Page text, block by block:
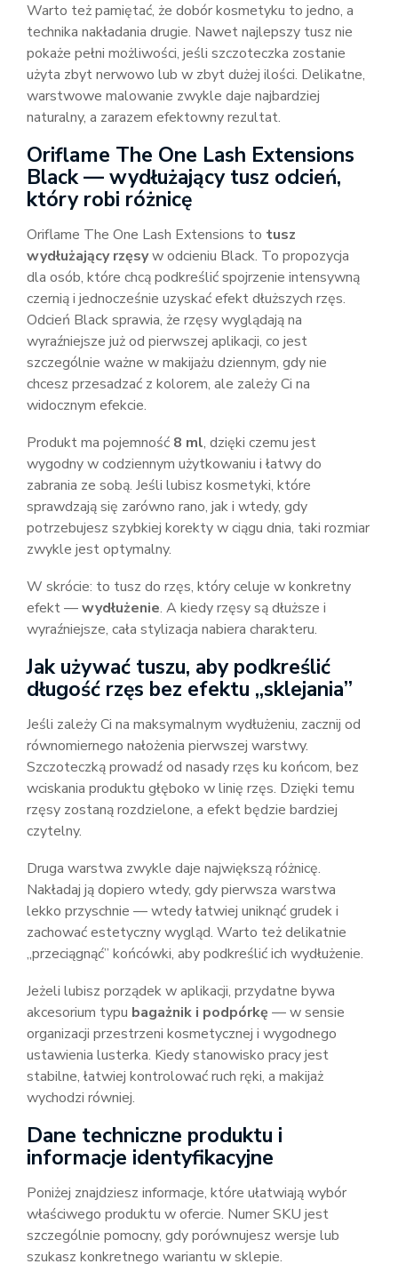
Warto też pamiętać, że dobór kosmetyku to jedno, a
technika nakładania drugie. Nawet najlepszy tusz nie
pokaże pełni możliwości, jeśli szczoteczka zostanie
użyta zbyt nerwowo lub w zbyt dużej ilości. Delikatne,
warstwowe malowanie zwykle daje najbardziej
naturalny, a zarazem efektowny rezultat.
Oriflame The One Lash Extensions
Black — wydłużający tusz odcień,
który robi różnicę
Oriflame The One Lash Extensions to tusz
wydłużający rzęsyw odcieniu Black. To propozycja
dla osób, które chcą podkreślić spojrzenie intensywną
czernią i jednocześnie uzyskać efekt dłuższych rzęs.
Odcień Black sprawia, że rzęsy wyglądają na
wyraźniejsze już od pierwszej aplikacji, co jest
szczególnie ważne w makijażu dziennym, gdy nie
chcesz przesadzać z kolorem, ale zależy Ci na
widocznym efekcie.
Produkt ma pojemność 8 ml, dzięki czemu jest
wygodny w codziennym użytkowaniu i łatwy do
zabrania ze sobą. Jeśli lubisz kosmetyki, które
sprawdzają się zarówno rano, jak i wtedy, gdy
potrzebujesz szybkiej korekty w ciągu dnia, taki rozmiar
zwykle jest optymalny.
W skrócie: to tusz do rzęs, który celuje w konkretny
efekt —wydłużenie. A kiedy rzęsy są dłuższe i
wyraźniejsze, cała stylizacja nabiera charakteru.
Jak używać tuszu, aby podkreślić
długość rzęs bez efektu „sklejania”
Jeśli zależy Ci na maksymalnym wydłużeniu, zacznij od
równomiernego nałożenia pierwszej warstwy.
Szczoteczką prowadź od nasady rzęs ku końcom, bez
wciskania produktu głęboko w linię rzęs. Dzięki temu
rzęsy zostaną rozdzielone, a efekt będzie bardziej
czytelny.
Druga warstwa zwykle daje największą różnicę.
Nakładaj ją dopiero wtedy, gdy pierwsza warstwa
lekko przyschnie — wtedy łatwiej uniknąć grudek i
zachować estetyczny wygląd. Warto też delikatnie
„przeciągnąć” końcówki, aby podkreślić ich wydłużenie.
Jeżeli lubisz porządek w aplikacji, przydatne bywa
akcesorium typu bagażnik i podpórkę — w sensie
organizacji przestrzeni kosmetycznej i wygodnego
ustawienia lusterka. Kiedy stanowisko pracy jest
stabilne, łatwiej kontrolować ruch ręki, a makijaż
wychodzi równiej.
Dane techniczne produktu i
informacje identyfikacyjne
Poniżej znajdziesz informacje, które ułatwiają wybór
właściwego produktu w ofercie. Numer SKU jest
szczególnie pomocny, gdy porównujesz wersje lub
szukasz konkretnego wariantu w sklepie.